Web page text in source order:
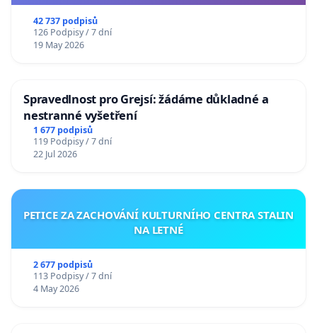
42 737 podpisů
126 Podpisy / 7 dní
19 May 2026
Spravedlnost pro Grejsí: žádáme důkladné a
nestranné vyšetření
1 677 podpisů
119 Podpisy / 7 dní
22 Jul 2026
PETICE ZA ZACHOVÁNÍ KULTURNÍHO CENTRA STALIN
NA LETNÉ
2 677 podpisů
113 Podpisy / 7 dní
4 May 2026